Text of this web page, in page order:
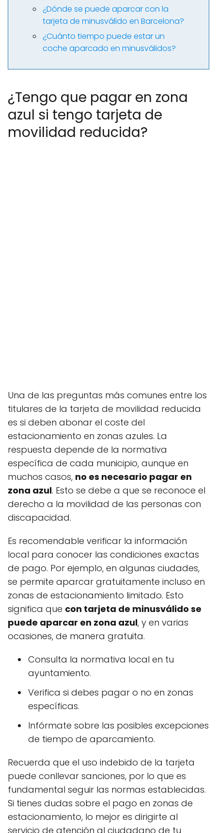
¿Dónde se puede aparcar con la
tarjeta de minusválido en Barcelona?
¿Cuánto tiempo puede estar un
coche aparcado en minusválidos?
¿Tengo que pagar en zona
azul si tengo tarjeta de
movilidad reducida?
Una de las preguntas más comunes entre los
titulares de la tarjeta de movilidad reducida
es si deben abonar el coste del
estacionamiento en zonas azules. La
respuesta depende de la normativa
específica de cada municipio, aunque en
muchos casos, no es necesario pagar en
zona azul. Esto se debe a que se reconoce el
derecho a la movilidad de las personas con
discapacidad.
Es recomendable verificar la información
local para conocer las condiciones exactas
de pago. Por ejemplo, en algunas ciudades,
se permite aparcar gratuitamente incluso en
zonas de estacionamiento limitado. Esto
significa que con tarjeta de minusválido se
puede aparcar en zona azul, y en varias
ocasiones, de manera gratuita.
Consulta la normativa local en tu
ayuntamiento.
Verifica si debes pagar o no en zonas
específicas.
Infórmate sobre las posibles excepciones
de tiempo de aparcamiento.
Recuerda que el uso indebido de la tarjeta
puede conllevar sanciones, por lo que es
fundamental seguir las normas establecidas.
Si tienes dudas sobre el pago en zonas de
estacionamiento, lo mejor es dirigirte al
servicio de atención al ciudadano de tu